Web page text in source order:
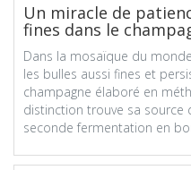
Un miracle de
fines dans le
Dans la mosaïque du
les bulles aussi fines et
champagne élaboré en
distinction trouve sa source
seconde fermentation en